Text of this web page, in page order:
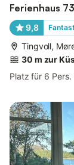
Ferienhaus
9,8
Tingvoll,
30 m zur
Platz für 6 Pers.